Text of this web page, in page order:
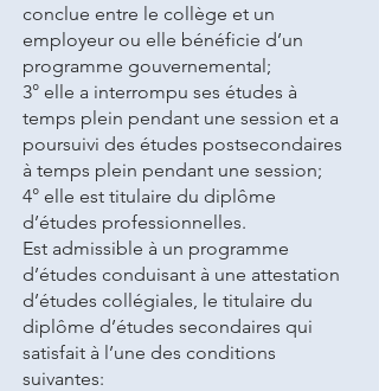
conclue entre le collège et un
employeur ou elle bénéficie d’un
programme gouvernemental;
3° elle a interrompu ses études à
temps plein pendant une session et a
poursuivi des études postsecondaires
à temps plein pendant une session;
4° elle est titulaire du diplôme
d’études professionnelles.
Est admissible à un programme
d’études conduisant à une attestation
d’études collégiales, le titulaire du
diplôme d’études secondaires qui
satisfait à l’une des conditions
suivantes: